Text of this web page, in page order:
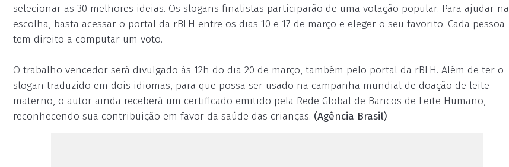
selecionar as 30 melhores ideias. Os slogans finalistas participarão de uma votação popular. Para ajudar na
escolha, basta acessar o portal da rBLH entre os dias 10 e 17 de março e eleger o seu favorito. Cada pessoa
tem direito a computar um voto.
O trabalho vencedor será divulgado às 12h do dia 20 de março, também pelo portal da rBLH. Além de ter o
slogan traduzido em dois idiomas, para que possa ser usado na campanha mundial de doação de leite
materno, o autor ainda receberá um certificado emitido pela Rede Global de Bancos de Leite Humano,
reconhecendo sua contribuição em favor da saúde das crianças. (Agência Brasil)